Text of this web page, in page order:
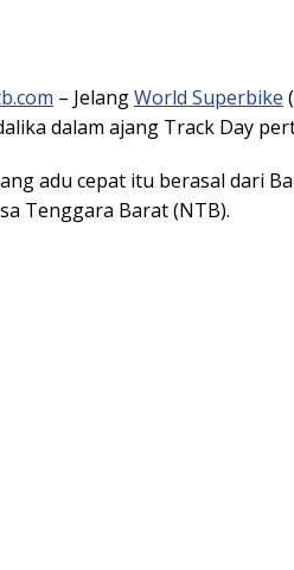
– JelangWorld Superbike
dalam ajang Track Day
adu cepat itu berasal dari
Tenggara Barat (NTB).